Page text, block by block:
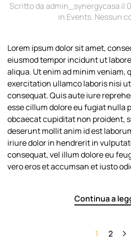
Scritto daadmin_synergycasa il
in Events. Nessun
Lorem ipsum dolor sit amet,
eiusmod tempor incidunt ut
aliqua. Ut enim ad minim veniam,
exercitation ullamco laboris nisi
consequat. Quis aute iure
esse cillum dolore eu fugiat nulla
obcaecat cupiditat non proident,
deserunt mollit anim id est
iriure dolor in hendrerit in
consequat, vel illum dolore eu
vero eros et accumsan et iusto
Continua a
1 2